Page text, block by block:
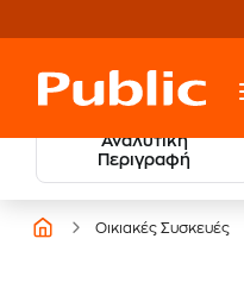
Αναλυτική
Περιγραφή
Οικιακές Συσκευές